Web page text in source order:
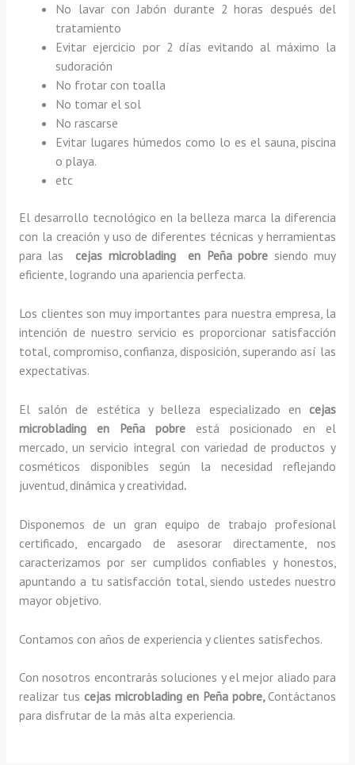
No lavar con Jabón durante 2 horas después del
tratamiento
Evitar ejercicio por 2 días evitando al máximo la
sudoración
No frotar con toalla
No tomar el sol
No rascarse
Evitar lugares húmedos como lo es el sauna, piscina
o playa.
etc
El desarrollo tecnológico en la belleza marca la diferencia
con la creación y uso de diferentes técnicas y herramientas
para lascejas microblading en Peña pobre siendo muy
eficiente, logrando una apariencia perfecta.
Los clientes son muy importantes para nuestra empresa, la
intención de nuestro servicio es proporcionar satisfacción
total, compromiso, confianza, disposición, superando así las
expectativas.
El salón de estética y belleza especializado encejas
microblading en Peña pobreestá posicionado en el
mercado, un servicio integral con variedad de productos y
cosméticos disponibles según la necesidad reflejando
juventud, dinámica y creatividad.
Disponemos de un gran equipo de trabajo profesional
certificado, encargado de asesorar directamente, nos
caracterizamos por ser cumplidos confiables y honestos,
apuntando a tu satisfacción total, siendo ustedes nuestro
mayor objetivo.
Contamos con años de experiencia y clientes satisfechos.
Con nosotros encontrarás soluciones y el mejor aliado para
realizar tus cejas microblading en Peña pobre,Contáctanos
para disfrutar de la más alta experiencia.